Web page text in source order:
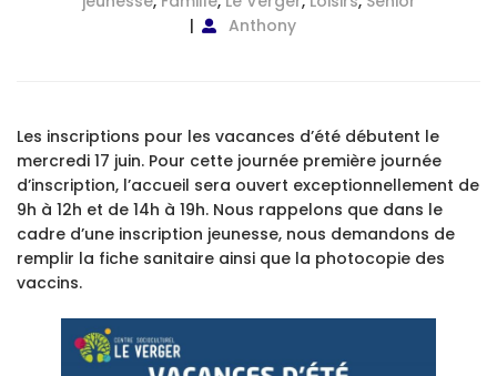
Anthony
Les inscriptions pour les vacances d’été débutent le
mercredi 17 juin. Pour cette journée première journée
d’inscription, l’accueil sera ouvert exceptionnellement de
9h à 12h et de 14h à 19h. Nous rappelons que dans le
cadre d’une inscription jeunesse, nous demandons de
remplir la fiche sanitaire ainsi que la photocopie des
vaccins.